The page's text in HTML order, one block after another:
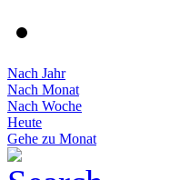
Nach Jahr
Nach Monat
Nach Woche
Heute
Gehe zu Monat